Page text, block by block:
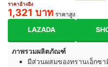
ราคาอ้างอิง
1,321 บาท ราคาสูง
LAZADA
ภาพรวมผลิตภัณฑ์
มีส่วนผสมของทรานเอ็กซ